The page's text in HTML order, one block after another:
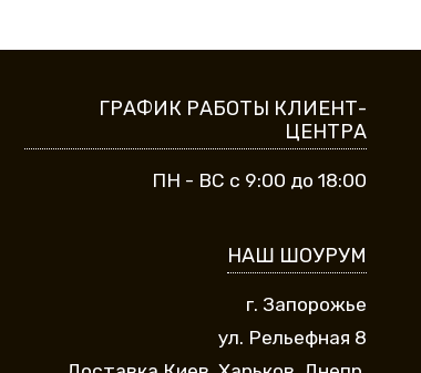
ГРАФИК РАБОТЫ КЛИЕНТ-
ЦЕНТРА
ПН - ВС с 9:00 до 18:00
НАШ ШОУРУМ
г. Запорожье
ул. Рельефная 8